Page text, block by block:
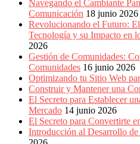
Navegando el Cambiante
Comunicación 18 junio 2026
Revolucionando el Futuro:
Tecnología y su Impacto en
2026
Gestión de Comunidades:
Comunidades 16 junio 2026
Optimizando tu Sitio Web
Construir y Mantener una
El Secreto para Establecer
Mercado 14 junio 2026
El Secreto para Convertirte
Introducción al Desarrollo